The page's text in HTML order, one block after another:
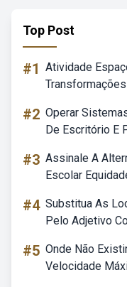
Top Post
#1 Atividade
#2 Operar
De Escritório E
#3 Assinale A
Escolar
#4 Substitua As
Pelo Adjetivo
#5 Onde Não
Velocidade